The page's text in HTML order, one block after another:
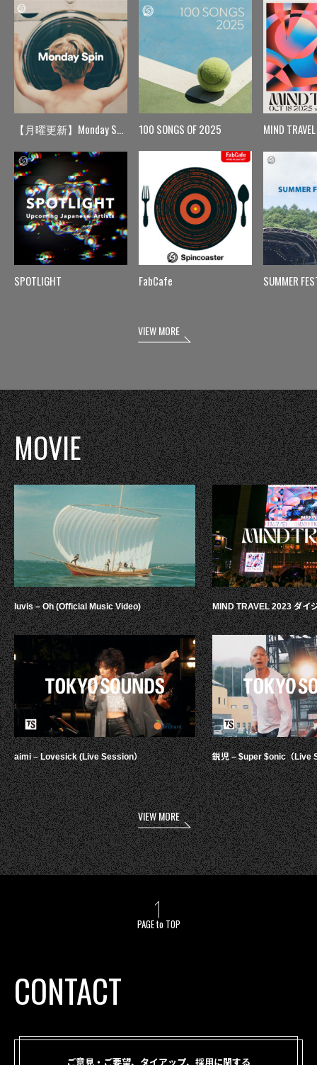
【月曜更新】Monday Spin
SPOTLIGHT
100 SONGS OF 2025
FabCafe
MIND TRAVEL
SUMMER
VIEW MORE
MOVIE
luvis – Oh (Official Music Video)
aimi – Lovesick (Live Session）
MIND TRAVEL 2023 ダイ
鋭児 – $uper $onic（Live
VIEW MORE
PAGE to TOP
CONTACT
ご意見・ご要望、タイアップ、採用に関する